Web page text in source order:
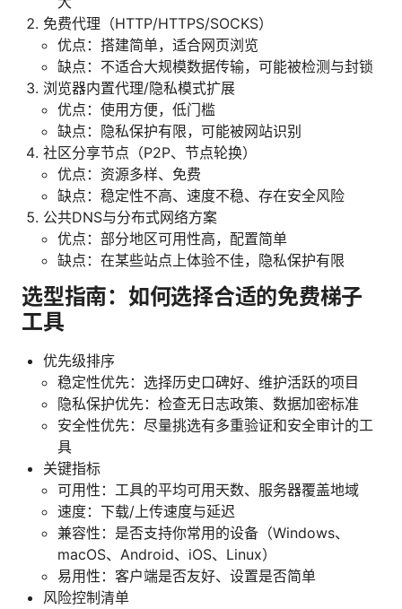
免费代理（HTTP/HTTPS/SOCKS）
优点：搭建简单，适合网页浏览
缺点：不适合大规模数据传输，可能被检测与封锁
浏览器内置代理/隐私模式扩展
优点：使用方便，低门槛
缺点：隐私保护有限，可能被网站识别
社区分享节点（P2P、节点轮换）
优点：资源多样、免费
缺点：稳定性不高、速度不稳、存在安全风险
公共DNS与分布式网络方案
优点：部分地区可用性高，配置简单
缺点：在某些站点上体验不佳，隐私保护有限
选型指南：如何选择合适的免费梯子
工具
优先级排序
稳定性优先：选择历史口碑好、维护活跃的项目
隐私保护优先：检查无日志政策、数据加密标准
安全性优先：尽量挑选有多重验证和安全审计的工
具
关键指标
可用性：工具的平均可用天数、服务器覆盖地域
速度：下载/上传速度与延迟
兼容性：是否支持你常用的设备（Windows、
macOS、Android、iOS、Linux）
易用性：客户端是否友好、设置是否简单
风险控制清单